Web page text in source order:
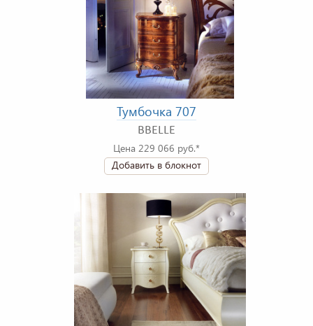
Тумбочка 707
BBELLE
Цена 229 066 руб.*
Добавить в блокнот